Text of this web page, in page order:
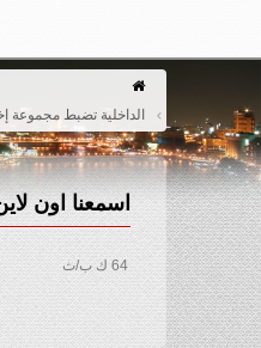
الداخلية تضبط مجموعة
اسمعنا اون
64 ك ب/ث